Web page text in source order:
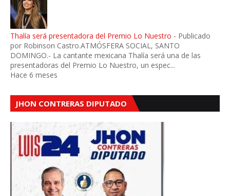
Thalía será presentadora del Premio Lo Nuestro - Publicado
por Robinson Castro.ATMÓSFERA SOCIAL, SANTO
DOMINGO.- La cantante mexicana Thalía será una de las
presentadoras del Premio Lo Nuestro, un espec...
Hace 6 meses
JHON CONTRERAS DIPUTADO